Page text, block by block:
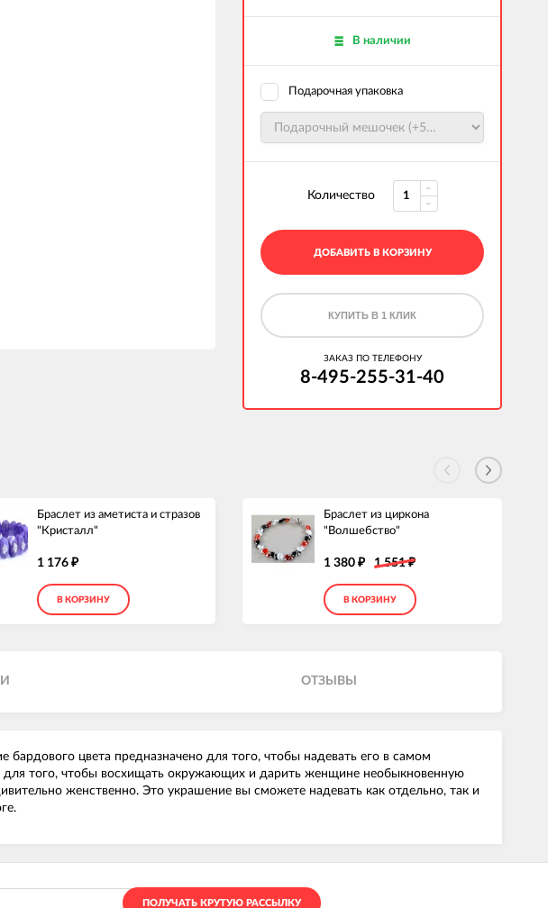
В наличии
Подарочная упаковка
Количество
ДОБАВИТЬ В КОРЗИНУ
КУПИТЬ В 1 КЛИК
ЗАКАЗ ПО ТЕЛЕФОНУ
8-495-255-31-40
Браслет из аметиста и стразов
"Кристалл"
1 176 ₽
В КОРЗИНУ
Браслет из циркона
"Волшебство"
1 380 ₽ 1 551₽
В КОРЗИНУ
ОТЗЫВЫ
цвета предназначено для того, чтобы надевать его в самом
того, чтобы восхищать окружающих и дарить женщине необыкновенную
женственно. Это украшение вы сможете надевать как отдельно, так и
ПОЛУЧАТЬ КРУТУЮ РАССЫЛКУ